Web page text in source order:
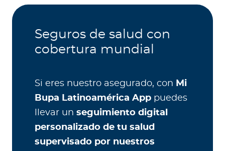
Seguros de salud con
cobertura mundial
Si eres nuestro asegurado, con Mi
Bupa Latinoamérica App puedes
llevar un seguimiento digital
personalizado de tu salud
supervisado por nuestros